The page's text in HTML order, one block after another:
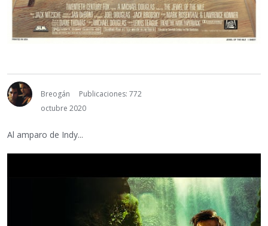
Breogán
Publicaciones: 772
octubre 2020
Al amparo de Indy...